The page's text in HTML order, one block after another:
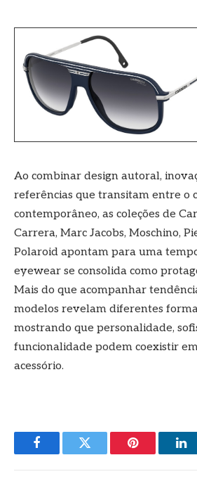
Ao combinar design autoral,
referências que transitam entre o
contemporâneo, as coleções de
Carrera, Marc Jacobs, Moschino,
Polaroid apontam para uma
eyewear se consolida como
Mais do que acompanhar
modelos revelam diferentes
mostrando que personalidade,
funcionalidade podem coexistir
acessório.
FacebookTwitter Pinterest